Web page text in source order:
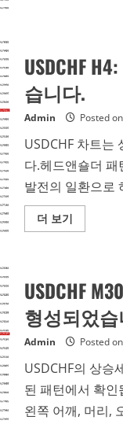
모
멘
텀
약
세
조
짐
USDCHF
습니다.
Admin Posted
USDCHF 차트는
다.헤드앤숄더
발전의 일환으로
더 보기Read
more
향
반
패
턴
이
형
성
되
었
습
니
다.
USDCHF
형성되었
Admin Posted
USDCHF의 상승
된 패턴에서 확
왼쪽 어깨, 머리,